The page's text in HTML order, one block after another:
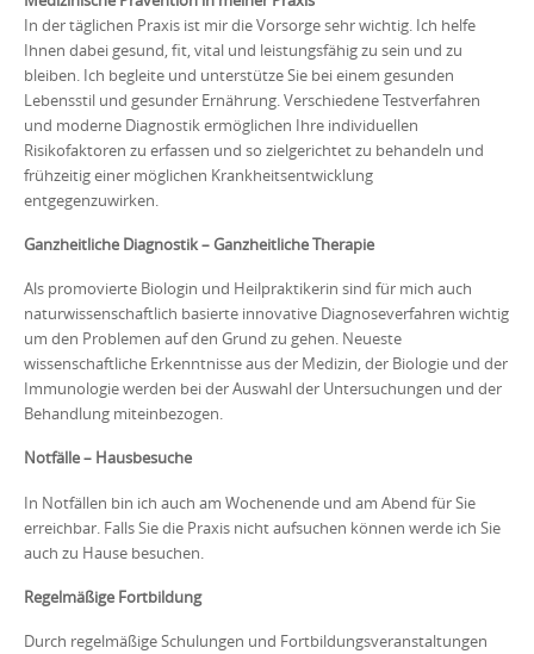
In der täglichen Praxis ist mir die Vorsorge sehr wichtig. Ich helfe
Ihnen dabei gesund, fit, vital und leistungsfähig zu sein und zu
bleiben. Ich begleite und unterstütze Sie bei einem gesunden
Lebensstil und gesunder Ernährung. Verschiedene Testverfahren
und moderne Diagnostik ermöglichen Ihre individuellen
Risikofaktoren zu erfassen und so zielgerichtet zu behandeln und
frühzeitig einer möglichen Krankheitsentwicklung
entgegenzuwirken.
Ganzheitliche Diagnostik – Ganzheitliche Therapie
Als promovierte Biologin und Heilpraktikerin sind für mich auch
naturwissenschaftlich basierte innovative Diagnoseverfahren wichtig
um den Problemen auf den Grund zu gehen. Neueste
wissenschaftliche Erkenntnisse aus der Medizin, der Biologie und der
Immunologie werden bei der Auswahl der Untersuchungen und der
Behandlung miteinbezogen.
Notfälle – Hausbesuche
In Notfällen bin ich auch am Wochenende und am Abend für Sie
erreichbar. Falls Sie die Praxis nicht aufsuchen können werde ich Sie
auch zu Hause besuchen.
Regelmäßige Fortbildung
Durch regelmäßige Schulungen und Fortbildungsveranstaltungen